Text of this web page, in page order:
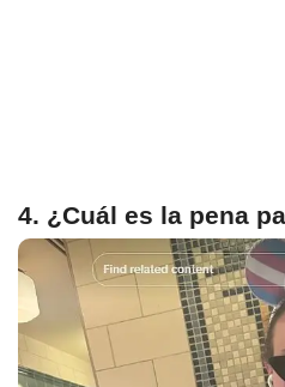
4. ¿Cuál es la pena